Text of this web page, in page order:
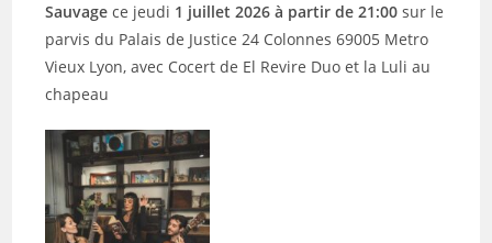
Sauvage ce jeudi 1 juillet 2026 à partir de 21:00 sur le
parvis du Palais de Justice 24 Colonnes 69005 Metro
Vieux Lyon, avec Cocert de El Revire Duo et la Luli au
chapeau